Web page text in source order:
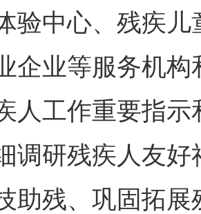
验中心、残疾
企业等服务机
人工作重要指
调研残疾人友
助残、巩固拓